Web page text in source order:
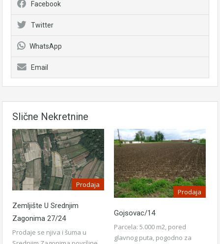
Facebook
Twitter
WhatsApp
Email
Slične Nekretnine
Prodaja
Zemljište U Srednjim
Zagonima 27/24
Prodaje se njiva i šuma u
Prodaja
Gojsovac/14
Parcela: 5.000 m2, pored
glavnog puta, pogodno za